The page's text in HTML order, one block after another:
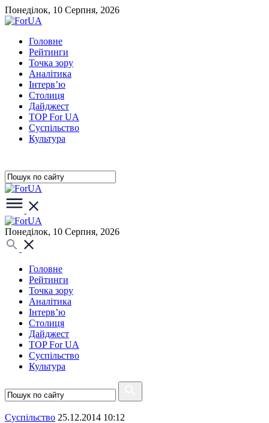
Понеділок, 10 Серпня, 2026
Головне
Рейтинги
Точка зору
Аналітика
Інтерв’ю
Столиця
Дайджест
TOP For UA
Суспiльство
Культура
Понеділок, 10 Серпня, 2026
Головне
Рейтинги
Точка зору
Аналітика
Інтерв’ю
Столиця
Дайджест
TOP For UA
Суспiльство
Культура
Суспiльство 25.12.2014 10:12